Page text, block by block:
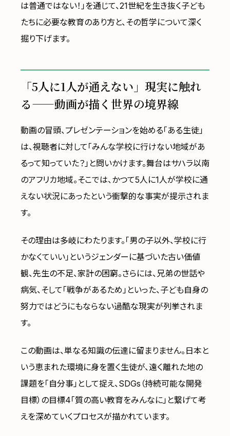
は普通ではない！」を通じて、21世紀を生き抜く子ども
たちに必要な教育のあり方と、その哲学について深く
掘り下げます。
「5人に1人が通えない」現実に触れ
る——動画が描く世界の境界線
動画の冒頭、プレゼンテーションを始める「ある生徒」
は、視聴者に対して「みんな学校に行けない地域があ
るって知っていた？」と問いかけます。舞台はサハラ以南
のアフリカ地域。そこでは、かつて5人に1人が学校に通
えない状況にあったという衝撃的な事実が提示されま
す。
その理由は多岐にわたります。「男の子以外、学校に行
かなくていい」というジェンダーに基づいた古い価値
観、先生の不足、家計の困窮。さらには、兄弟の世話や
病気、そして「戦争があるため」といった、子ども自身の
努力ではどうにもならない過酷な現実が列挙されま
す。
この動画は、単なる知識の伝達に留まりません。日本と
いう恵まれた環境に身を置く生徒が、遠く離れた地の
課題を「自分事」として捉え、SDGs（持続可能な開発
目標）の目標4「質の高い教育をみんなに」と繋げて考
えを深めていくプロセスが描かれています。